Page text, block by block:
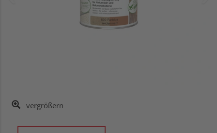
vergrößern